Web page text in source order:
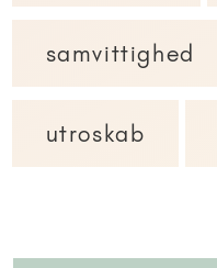
samvittighed
utroskab